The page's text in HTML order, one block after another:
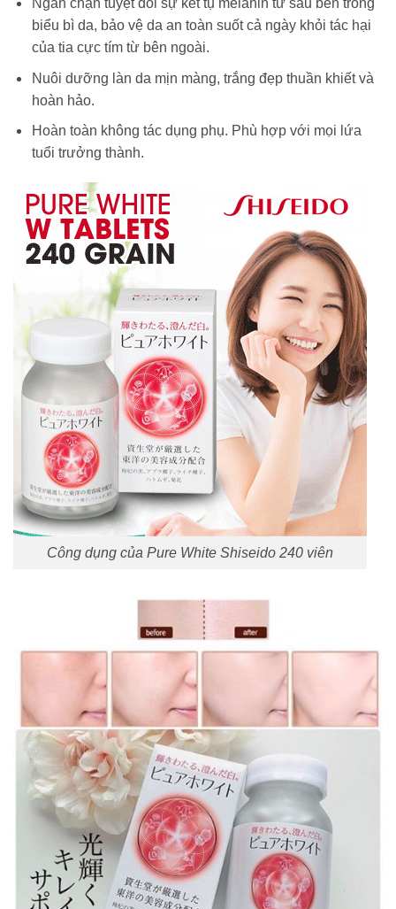
Ngăn chặn tuyệt đối sự kết tụ melanin từ sâu bên trong
biểu bì da, bảo vệ da an toàn suốt cả ngày khỏi tác hại
của tia cực tím từ bên ngoài.
Nuôi dưỡng làn da mịn màng, trắng đẹp thuần khiết và
hoàn hảo.
Hoàn toàn không tác dụng phụ. Phù hợp với mọi lứa
tuổi trưởng thành.
Công dụng của Pure White Shiseido 240 viên